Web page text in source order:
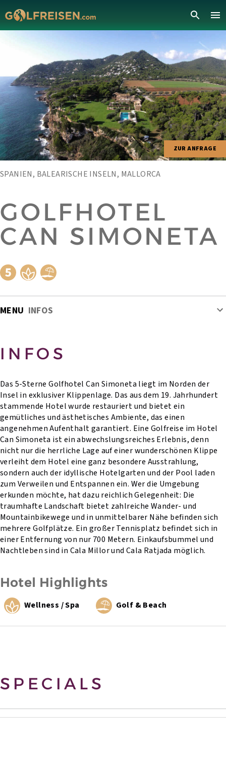
ZUR ANFRAGE
SPANIEN, BALEARISCHE INSELN, MALLORCA
GOLFHOTEL
CAN SIMONETA
MENU INFOS
INFOS
Das 5-Sterne Golfhotel Can Simoneta liegt im Norden der
Insel in exklusiver Klippenlage. Das aus dem 19. Jahrhundert
stammende Hotel wurde restauriert und bietet ein
gemütliches und ästhetisches Ambiente, das einen
angenehmen Aufenthalt garantiert. Eine Golfreise im Hotel
Can Simoneta ist ein abwechslungsreiches Erlebnis, denn
nicht nur die herrliche Lage auf einer wunderschönen Klippe
verleiht dem Hotel eine ganz besondere Ausstrahlung,
sondern auch der idyllische Hotelgarten und der Pool laden
zum Verweilen und Entspannen ein. Wer die Umgebung
erkunden möchte, hat dazu reichlich Gelegenheit: Die
traumhafte Landschaft bietet zahlreiche Wander- und
Mountainbikewege und in unmittelbarer Nähe befinden sich
mehrere Golfplätze. Ein großer Tennisplatz befindet sich in
einer Entfernung von nur 700 Metern. Einkaufsbummel und
Nachtleben sind in Cala Millor und Cala Ratjada möglich.
Hotel Highlights
Wellness / Spa Golf & Beach
SPECIALS